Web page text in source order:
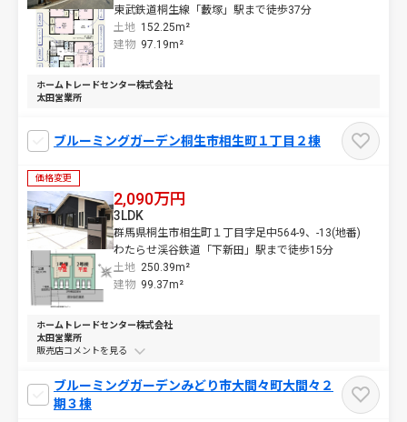
東武鉄道桐生線「藪塚」駅まで徒歩37分
土地 152.25m²
建物 97.19m²
ホームトレードセンター株式会社
太田営業所
ブルーミングガーデン桐生市相生町１丁目２棟
価格変更
2,090万円
群馬県桐生市相生町１丁目字足中564-9、-13(地番)
わたらせ渓谷鉄道「下新田」駅まで徒歩15分
土地 250.39m²
3LDK
建物 99.37m²
ホームトレードセンター株式会社
太田営業所
販売店コメントを
ブルーミングガーデンみどり市大間々町大間々２
期３棟